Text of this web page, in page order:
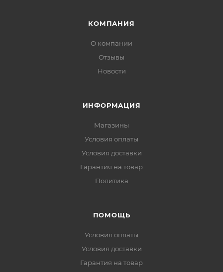
КОМПАНИЯ
О компании
Отзывы
Новости
ИНФОРМАЦИЯ
Магазины
Условия оплаты
Условия доставки
Гарантия на товар
Политика
ПОМОЩЬ
Условия оплаты
Условия доставки
Гарантия на товар